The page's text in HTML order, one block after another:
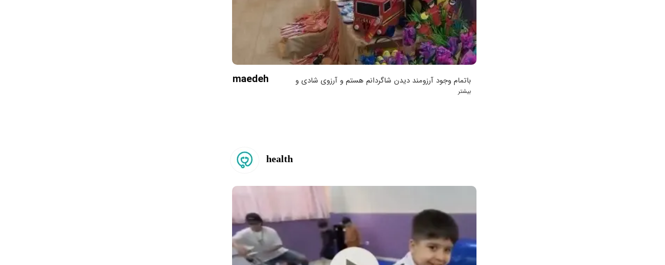
maedeh
باتمام وجود آرزومند دیدن شاگردانم هستم و آرزوی شادی و
آرامش همه کودکان کشورم را دارم. تصویر برای نمایشگاه پارسال
بیشتر
health